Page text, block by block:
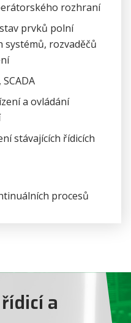
rozhraní
prvků polní
systémů, rozvaděčů
a ovládání
stávajících řídicích
procesů
a